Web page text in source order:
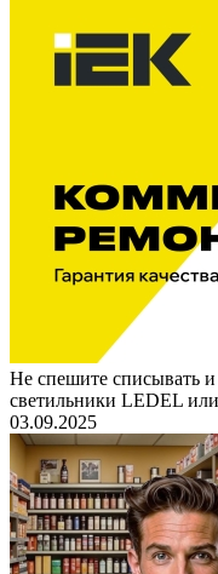
Не спешите списывать
светильники LEDEL
03.09.2025